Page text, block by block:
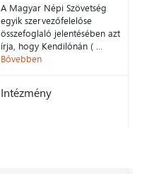
A Magyar Népi Szövetség
egyik szervezőfelelőse
összefoglaló jelentésében azt
írja, hogy Kendilónán ( ...
Bővebben
Intézmény